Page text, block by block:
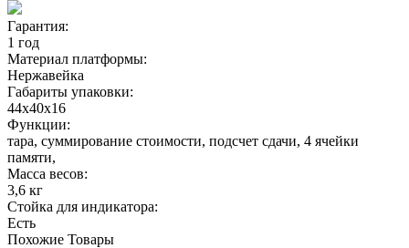
Гарантия:
1 год
Материал платформы:
Нержавейка
Габариты упаковки:
44х40х16
Функции:
тара, суммирование стоимости, подсчет сдачи, 4 ячейки
памяти,
Масса весов:
3,6 кг
Стойка для индикатора:
Есть
Похожие Товары